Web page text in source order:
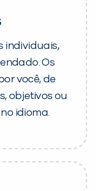
individuais,
Os
você, de
objetivos ou
idioma.